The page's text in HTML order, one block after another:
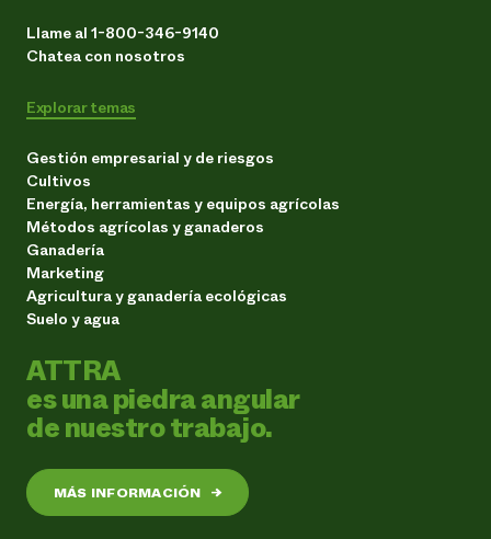
Llame al 1-800-346-9140
Chatea con nosotros
Explorar temas
Gestión empresarial y de riesgos
Cultivos
Energía, herramientas y equipos agrícolas
Métodos agrícolas y ganaderos
Ganadería
Marketing
Agricultura y ganadería ecológicas
Suelo y agua
ATTRA
es una piedra angular
de nuestro trabajo.
MÁS INFORMACIÓN →